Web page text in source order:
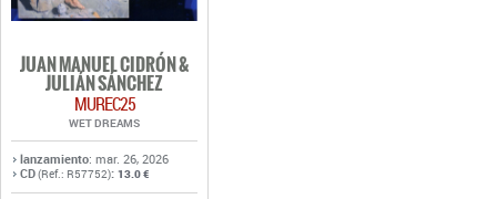
JUAN MANUEL CIDRÓN &
JULIÁN SÁNCHEZ
MUREC25
WET DREAMS
lanzamiento: mar. 26, 2026
CD(Ref.: R57752): 13.0 €